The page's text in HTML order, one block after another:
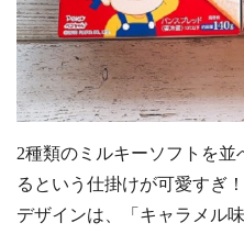
2種類のミルキーソフトを
るという仕掛けが可愛すぎ
デザインは、「キャラメル